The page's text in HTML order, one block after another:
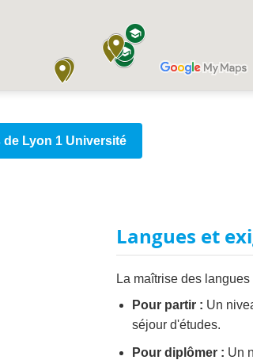
Lyon 1 Université
Langues et
La maîtrise des
Pour partir : Un
séjour d'études.
Pour diplômer : Un